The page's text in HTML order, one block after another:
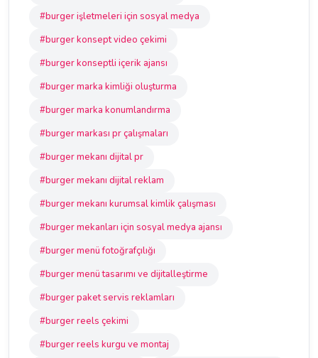
#burger işletmeleri için sosyal medya
#burger konsept video çekimi
#burger konseptli içerik ajansı
#burger marka kimliği oluşturma
#burger marka konumlandırma
#burger markası pr çalışmaları
#burger mekanı dijital pr
#burger mekanı dijital reklam
#burger mekanı kurumsal kimlik çalışması
#burger mekanları için sosyal medya ajansı
#burger menü fotoğrafçılığı
#burger menü tasarımı ve dijitalleştirme
#burger paket servis reklamları
#burger reels çekimi
#burger reels kurgu ve montaj